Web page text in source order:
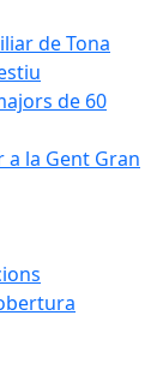
de Tona
de 60
a la Gent Gran